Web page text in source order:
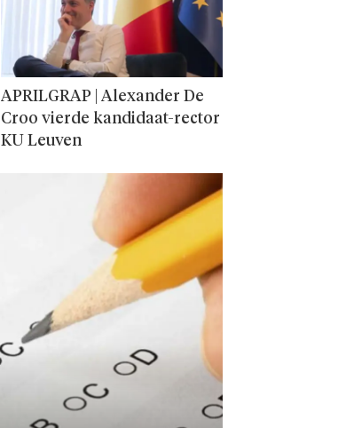
APRILGRAP | Alexander De
Croo vierde kandidaat-rector
KU Leuven